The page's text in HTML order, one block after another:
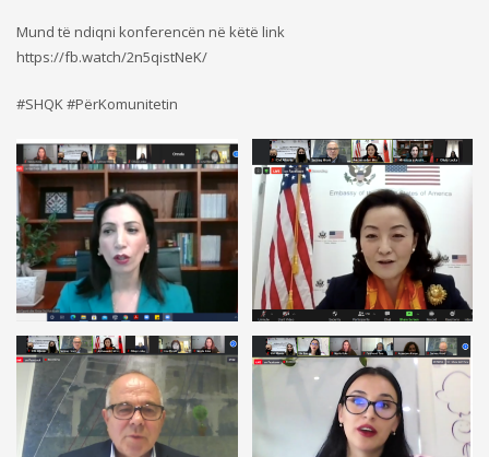
Mund të ndiqni konferencën në këtë link
https://fb.watch/2n5qistNeK/
#SHQK #PërKomunitetin